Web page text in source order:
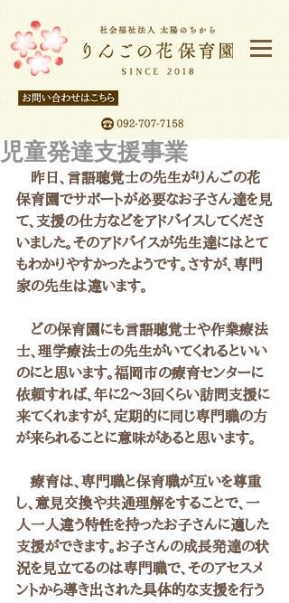
児童発達支援事業
昨日、言語聴覚士の先生がりんごの花
保育園でサポートが必要なお子さん達を見
て、支援の仕方などをアドバイスしてくださ
いました。そのアドバイスが先生達にはとて
もわかりやすかったようです。さすが、専門
家の先生は違います。
どの保育園にも言語聴覚士や作業療法
士、理学療法士の先生がいてくれるといい
のにと思います。福岡市の療育センターに
依頼すれば、年に２～３回くらい訪問支援に
来てくれますが、定期的に同じ専門職の方
が来られることに意味があると思います。
療育は、専門職と保育職が互いを尊重
し、意見交換や共通理解をすることで、一
人一人違う特性を持ったお子さんに適した
支援ができます。お子さんの成長発達の状
況を見立てるのは専門職で、そのアセスメ
ントから導き出された具体的な支援を行う